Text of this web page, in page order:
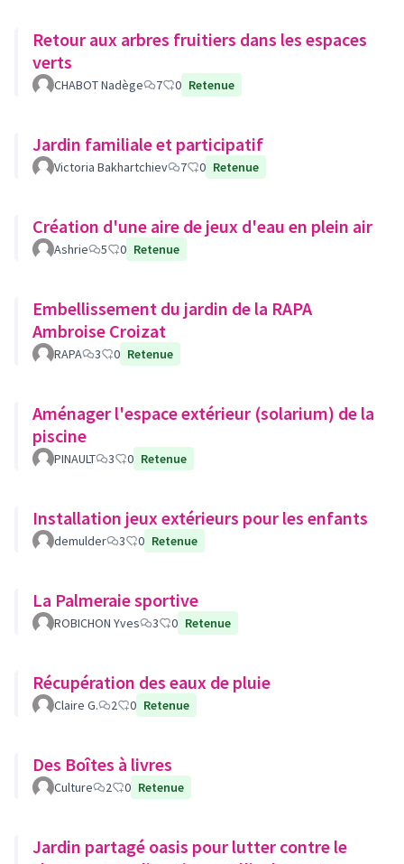
Retour aux arbres fruitiers dans les espaces
verts
CHABOT Nadège 7 0 Retenue
Jardin familiale et participatif
Victoria Bakhartchiev 7 0 Retenue
Création d'une aire de jeux d'eau en plein air
Ashrie 5 0 Retenue
Embellissement du jardin de la RAPA
Ambroise Croizat
RAPA 3 0 Retenue
Aménager l'espace extérieur (solarium) de la
piscine
PINAULT 3 0 Retenue
Installation jeux extérieurs pour les enfants
demulder 3 0 Retenue
La Palmeraie sportive
ROBICHON Yves 3 0 Retenue
Récupération des eaux de pluie
Claire G. 2 0 Retenue
Des Boîtes à livres
Culture 2 0 Retenue
Jardin partagé oasis pour lutter contre le